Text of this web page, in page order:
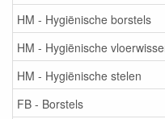
HM - Hygiënische borstels
HM - Hygiënische
HM - Hygiënische stelen
FB - Borstels